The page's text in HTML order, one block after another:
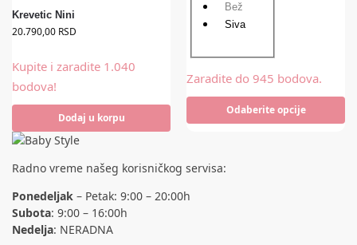
Krevetic Nini
20.790,00 RSD
Kupite i zaradite 1.040
bodova!
Dodaj u korpu
Bež
Siva
Zaradite do 945 bodova.
Odaberite opcije
Radno vreme našeg korisničkog servisa:
Ponedeljak – Petak: 9:00 – 20:00h
Subota: 9:00 – 16:00h
Nedelja: NERADNA